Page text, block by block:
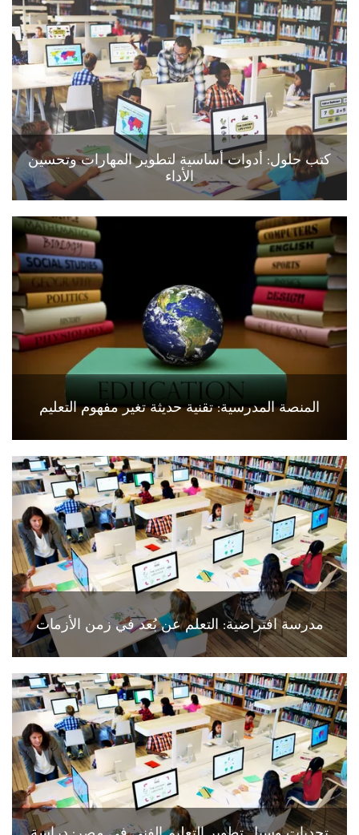
كتب حلول: أدوات أساسية لتطوير المهارات وتحسين
الأداء
المنصة المدرسية: تقنية حديثة تغير مفهوم التعليم
مدرسة افتراضية: التعلم عن بُعد في زمن الأزمات